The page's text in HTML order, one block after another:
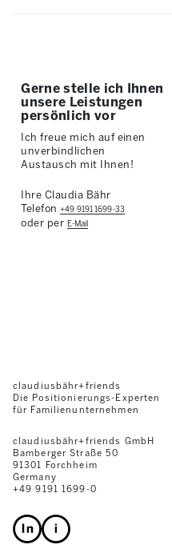
Gerne stelle ich Ihnen
unsere Leistungen
persönlich vor
Ich freue mich auf einen
unverbindlichen
Austausch mit Ihnen!
Ihre Claudia Bähr
Telefon+49 9191 1699-33
oder per E-Mail
claudiusbähr+friends
Die Positionierungs-Experten
für Familienunternehmen
claudiusbähr+friends GmbH
Bamberger Straße 50
91301 Forchheim
Germany
+49 9191 1699-0